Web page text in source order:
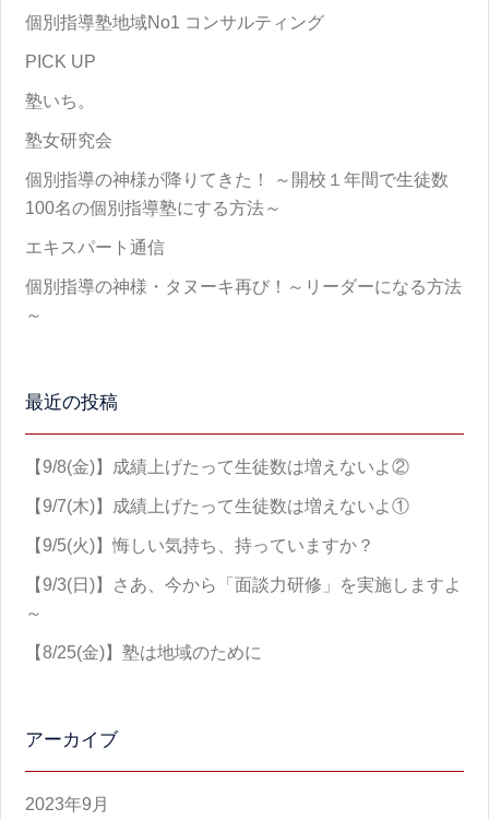
個別指導塾地域No1 コンサルティング
PICK UP
塾いち。
塾女研究会
個別指導の神様が降りてきた！ ～開校１年間で生徒数
100名の個別指導塾にする方法～
エキスパート通信
個別指導の神様・タヌーキ再び！～リーダーになる方法
～
最近の投稿
【9/8(金)】成績上げたって生徒数は増えないよ②
【9/7(木)】成績上げたって生徒数は増えないよ①
【9/5(火)】悔しい気持ち、持っていますか？
【9/3(日)】さあ、今から「面談力研修」を実施しますよ
～
【8/25(金)】塾は地域のために
アーカイブ
2023年9月